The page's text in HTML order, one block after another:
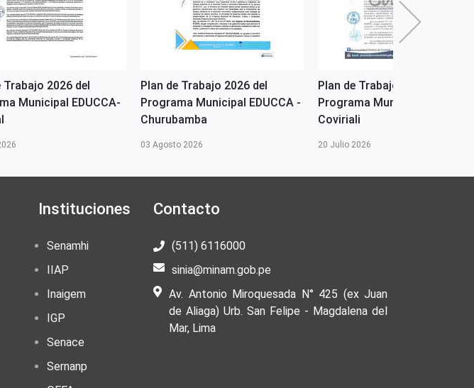
Trabajo 2026 del
Municipal EDUCCA-
Plan de Trabajo 2026 del
Programa Municipal EDUCCA -
Churubamba
03 Agosto 2026
Plan de Trabajo 2026 del
Programa Municipal EDUCCA
Coviriali
20 Julio 2026
Instituciones
Senamhi
IIAP
Inaigem
IGP
Senace
Sernanp
Contacto
(511) 6116000
sinia@minam.gob.pe
Av. Antonio Miroquesada N° 425 (ex Juan
de Aliaga) Urb. San Felipe - Magdalena del
Mar, Lima